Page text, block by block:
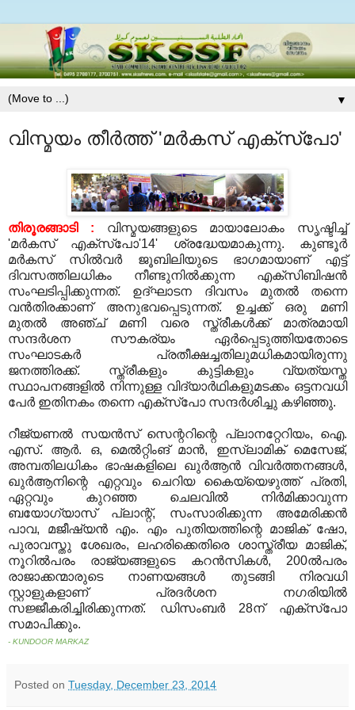
▼
വിസ്മയം തീര്‍ത്ത് 'മര്‍കസ് എക്‌സ്‌പോ'
തിരൂരങ്ങാടി : വിസ്മയങ്ങളുടെ മായാലോകം സൃഷ്ടിച്ച്
'മര്‍കസ് എക്‌സ്‌പോ'14' ശ്രദ്ധേയമാകുന്നു. കുണ്ടൂര്‍
മര്‍കസ് സില്‍വര്‍ ജൂബിലിയുടെ ഭാഗമായാണ് എട്ട്
ദിവസത്തിലധികം നീണ്ടുനില്‍ക്കുന്ന എക്‌സിബിഷന്‍
സംഘടിപ്പിക്കുന്നത്. ഉദ്ഘാടന ദിവസം മുതല്‍ തന്നെ
വന്‍തിരക്കാണ് അനുഭവപ്പെടുന്നത്. ഉച്ചക്ക് ഒരു മണി
മുതല്‍ അഞ്ച് മണി വരെ സ്ത്രീകള്‍ക്ക് മാത്രമായി
സന്ദര്‍ശന സൗകര്യം ഏര്‍പ്പെടുത്തിയതോടെ
സംഘാടകര്‍ പ്രതീക്ഷച്ചതിലുമധികമായിരുന്നു
ജനത്തിരക്ക്. സ്ത്രീകളും കുട്ടികളും വ്യത്യസ്ത
സ്ഥാപനങ്ങളില്‍ നിന്നുള്ള വിദ്യാര്‍ഥികളുമടക്കം ഒട്ടനവധി
പേര്‍ ഇതിനകം തന്നെ എക്‌സ്‌പോ സന്ദര്‍ശിച്ചു കഴിഞ്ഞു.
റീജ്യണല്‍ സയന്‍സ് സെന്ററിന്റെ പ്ലാനറ്റേറിയം, ഐ.
എസ്. ആര്‍. ഒ, മെല്‍റ്റിംങ് മാന്‍, ഇസ്‌ലാമിക് മെസേജ്,
അമ്പതിലധികം ഭാഷകളിലെ ഖുര്‍ആന്‍ വിവര്‍ത്തനങ്ങള്‍,
ഖുര്‍ആനിന്റെ എറ്റവും ചെറിയ കൈയ്യെഴുത്ത് പ്രതി,
ഏറ്റവും കുറഞ്ഞ ചെലവില്‍ നിര്‍മിക്കാവുന്ന
ബയോഗ്യാസ് പ്ലാന്റ്, സംസാരിക്കുന്ന അമേരിക്കന്‍
പാവ, മജീഷ്യന്‍ എം. എം പുതിയത്തിന്റെ മാജിക് ഷോ,
പുരാവസ്തു ശേഖരം, ലഹരിക്കെതിരെ ശാസ്ത്രീയ മാജിക്,
നൂറില്‍പരം രാജ്യങ്ങളുടെ കറന്‍സികള്‍, 200ല്‍പരം
രാജാക്കന്മാരുടെ നാണയങ്ങള്‍ തുടങ്ങി നിരവധി
സ്റ്റാളുകളാണ് പ്രദര്‍ശന നഗരിയില്‍
സജ്ജീകരിച്ചിരിക്കുന്നത്. ഡിസംബര്‍ 28ന് എക്‌സ്‌പോ
സമാപിക്കും.
- KUNDOOR MARKAZ
Posted on Tuesday, December 23, 2014